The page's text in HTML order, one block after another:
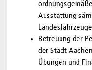
Ausstattung
Landesfahrzeuge
Betreuung der
der Stadt
Übungen und